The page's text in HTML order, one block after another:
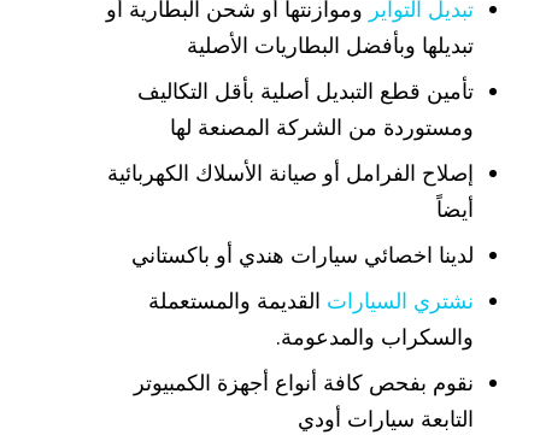
تبديل التواير وموازنتها أو شحن البطارية أو
تبديلها وبأفضل البطاريات الأصلية
تأمين قطع التبديل أصلية بأقل التكاليف
ومستوردة من الشركة المصنعة لها
إصلاح الفرامل أو صيانة الأسلاك الكهربائية
أيضاً
لدينا اخصائي سيارات هندي أو باكستاني
نشتري السيارات القديمة والمستعملة
والسكراب والمدعومة.
نقوم بفحص كافة أنواع أجهزة الكمبيوتر
التابعة سيارات أودي